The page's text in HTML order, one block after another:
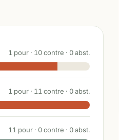
1 pour · 10contre · 0abst.
1 pour · 11 contre · 0abst.
11 pour · 0contre · 0abst.